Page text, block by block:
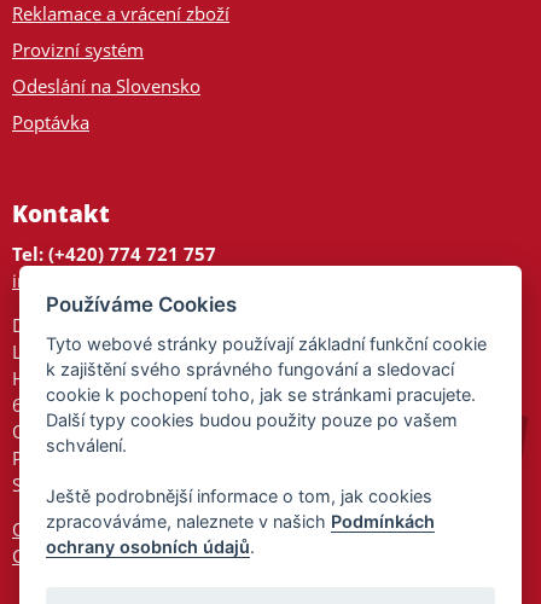
Reklamace a vrácení zboží
Provizní systém
Odeslání na Slovensko
Poptávka
Kontakt
Tel: (+420) 774 721 757
info@tajnedarky.cz
Dárkové centrum
Legionářů 2
Hodonín
695 01
Otevřeno:
Po-Pá 9-17
So 9-11:30
Ochrana osobních údajů
Cookies
Používáme Cookies
Tyto webové stránky používají základní funkční cookie
k zajištění svého správného fungování a sledovací
cookie k pochopení toho, jak se stránkami pracujete.
Další typy cookies budou použity pouze po vašem
schválení.
Ještě podrobnější informace o tom, jak cookies
zpracováváme, naleznete v našich Podmínkách
ochrany osobních údajů.